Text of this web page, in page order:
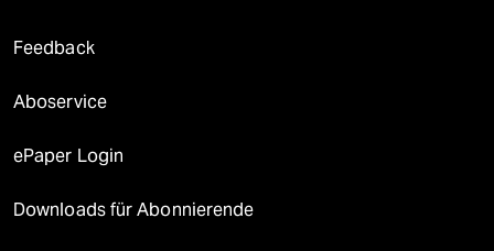
Feedback
Aboservice
ePaper Login
Downloads für Abonnierende